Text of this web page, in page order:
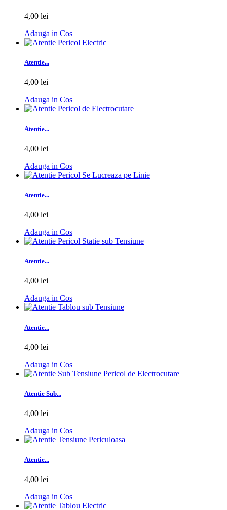
4,00 lei
Adauga in Cos
Atentie...
4,00 lei
Adauga in Cos
Atentie...
4,00 lei
Adauga in Cos
Atentie...
4,00 lei
Adauga in Cos
Atentie...
4,00 lei
Adauga in Cos
Atentie...
4,00 lei
Adauga in Cos
Atentie Sub...
4,00 lei
Adauga in Cos
Atentie...
4,00 lei
Adauga in Cos